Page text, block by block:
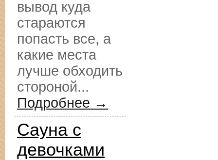
вывод куда
стараются
попасть все, а
какие места
лучше обходить
стороной...
Подробнее →
Сауна с
девочками